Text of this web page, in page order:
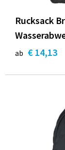
Rucksack
ab € 14,13